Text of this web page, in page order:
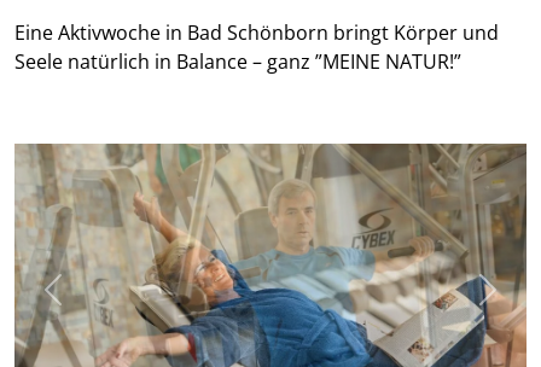
Eine Aktivwoche in Bad Schönborn bringt Körper und
Seele natürlich in Balance – ganz ”MEINE NATUR!”
Previous Next